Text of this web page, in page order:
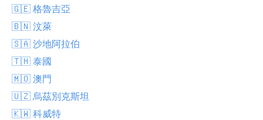
🇬🇪 格魯吉亞
🇧🇳 汶萊
🇸🇦 沙地阿拉伯
🇹🇭 泰國
🇲🇴 澳門
🇺🇿 烏茲別克斯坦
🇰🇼 科威特